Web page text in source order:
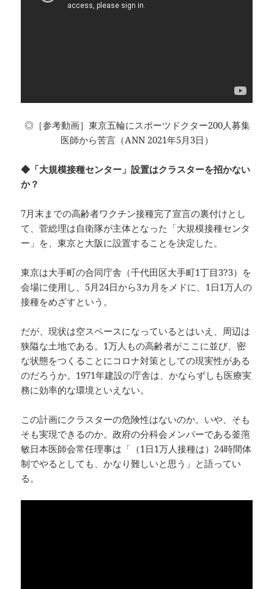
◎［参考動画］東京五輪にスポーツドクター200人募集
医師から苦言（ANN 2021年5月3日）
◆「大規模接種センター」設置はクラスターを招かない
か？
7月末までの高齢者ワクチン接種完了宣言の裏付けとし
て、菅総理は自衛隊が主体となった「大規模接種センタ
ー」を、東京と大阪に設置することを決定した。
東京は大手町の合同庁舎（千代田区大手町1丁目3?3）を
会場に使用し、5月24日から3カ月をメドに、1日1万人の
接種をめざすという。
だが、現状は空スペースになっているとはいえ、周辺は
狭隘な土地である。1万人もの高齢者がここに並び、密
な状態をつくることにコロナ対策としての現実性がある
のだろうか。1971年建設の庁舎は、かならずしも医療実
務に効率的な環境といえない。
この計画にクラスターの危険性はないのか。いや、そも
そも実現できるのか。政府の分科会メンバーである釜萢
敏日本医師会常任理事は「（1日1万人接種は）24時間体
制でやるとしても、かなり難しいと思う」と語ってい
る。